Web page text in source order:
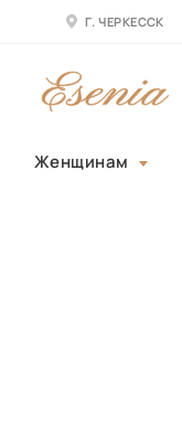
Г. ЧЕРКЕССК
Женщинам